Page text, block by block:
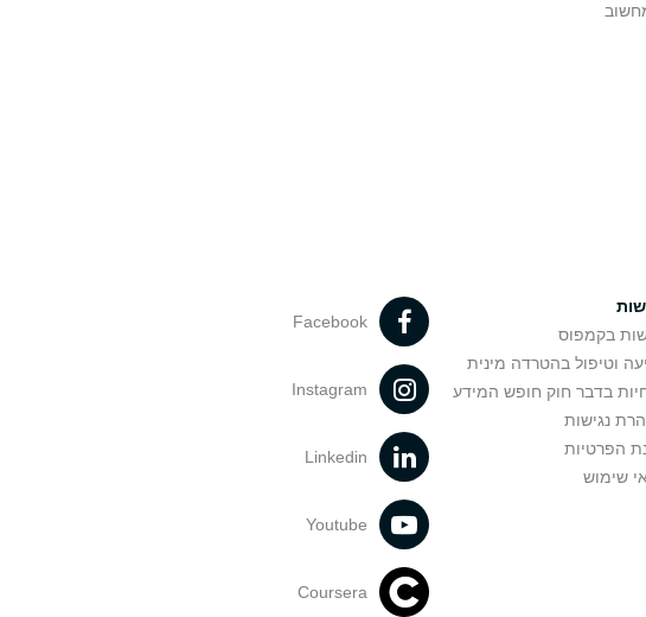
בקמפוס
וטיפול בהטרדה מינית
בדבר חוק חופש המידע
נגישות
הפרטיות
שימוש
Facebook
Instagram
Linkedin
Youtube
Coursera